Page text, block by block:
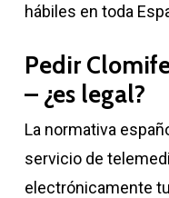
hábiles en toda
Pedir
– ¿es legal?
La normativa
servicio de
electrónicamente